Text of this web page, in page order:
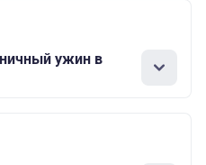
ужин в